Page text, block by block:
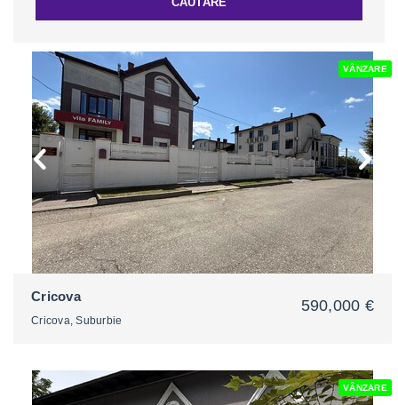
VÂNZARE
Cricova
Cricova, Suburbie
590,000 €
VÂNZARE